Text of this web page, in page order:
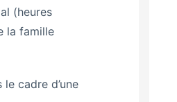
(heures
la famille
cadre d’une